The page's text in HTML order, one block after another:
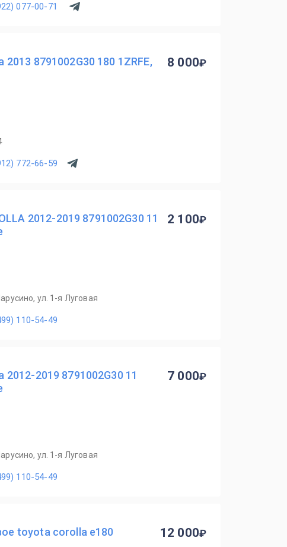
077-00-71
8791002G30 180 1ZRFE,
772-66-59
8 000
2012-2019 8791002G30 11
ул. 1-я Луговая
110-54-49
2 100
2019 8791002G30 11
ул. 1-я Луговая
110-54-49
7 000
toyota corolla e180 12 000